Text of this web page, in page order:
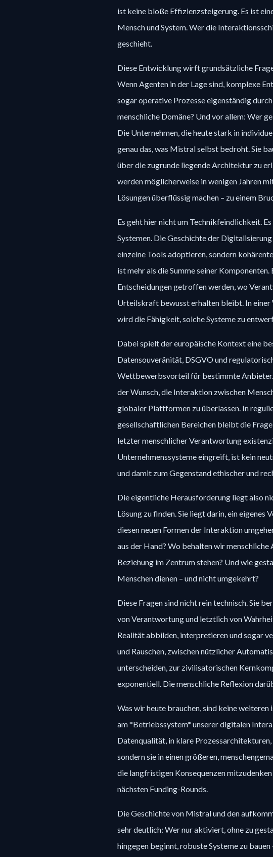
ist keine bloße Effizienzsteigerung. Es ist
Mensch und System. Wer die
geschieht.
Diese Entwicklung wirft grundsätzliche
Wenn Agenten in der Lage sind, komplexe
sogar operative Prozesse eigenständig
menschliche Domäne? Und vor allem: Wer
Die Unternehmen, die heute stark in
genau das, was Mistral selbst bedroht. Sie
über die zugrunde liegende Architektur zu
werden möglicherweise in wenigen Jahren
Lösungen überflüssig machen – zu einem
Es geht hier nicht um Technikfeindlichkeit.
Systemen. Die Geschichte der
einzelne Tools adoptieren, sondern
ist mehr als die Summe seiner
Entscheidungen getroffen werden, wo
Urteilskraft bewusst erhalten bleibt. In einer
wird die Fähigkeit, solche Systeme zu
Dabei spielt der europäische Kontext eine
Datensouveränität, DSGVO und
Wettbewerbsvorteil für bestimmte
der Wunsch, die Interaktion zwischen
globaler Plattformen zu überlassen. In
gesellschaftlichen Bereichen bleibt die
letzter menschlicher Verantwortung
Unternehmenssysteme eingreift, ist kein
und damit zum Gegenstand ethischer und
Die eigentliche Herausforderung liegt also
Lösung zu finden. Sie liegt darin, ein
diesen neuen Formen der Interaktion
aus der Hand? Wo behalten wir
Beziehung im Zentrum stehen? Und wie
Menschen dienen – und nicht umgekehrt?
Diese Fragen sind nicht rein technisch. Sie
von Verantwortung und letztlich von
Realität abbilden, interpretieren und sogar
und Rauschen, zwischen nützlicher
unterscheiden, zur zivilisatorischen
exponentiell. Die menschliche Reflexion
Was wir heute brauchen, sind keine
am *Betriebssystem* unserer digitalen
Datenqualität, in klare
sondern sie in einen größeren,
die langfristigen Konsequenzen
nächsten Funding-Rounds.
Die Geschichte von Mistral und den
sehr deutlich: Wer nur aktiviert, ohne zu
hingegen beginnt, robuste Systeme zu